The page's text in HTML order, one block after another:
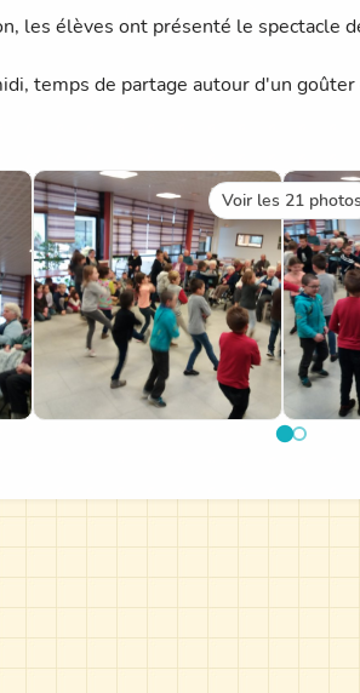
les élèves ont présenté le spectacle
temps de partage autour d'un
Voir les 21 photos